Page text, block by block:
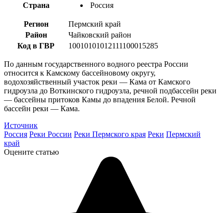
Страна Россия
Регион
Пермский край
Район
Чайковский район
Код в ГВР
10010101012111100015285
По данным государственного водного реестра России
относится к Камскому бассейновому округу,
водохозяйственный участок реки — Кама от Камского
гидроузла до Воткинского гидроузла, речной подбассейн реки
— бассейны притоков Камы до впадения Белой. Речной
бассейн реки — Кама.
Источник
Россия Реки России Реки Пермского края Реки Пермский
край
Оцените статью